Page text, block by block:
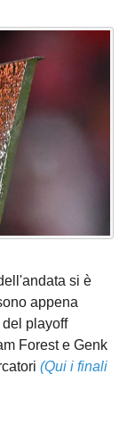
si è
appena
playoff
Forest e Genk
(Qui i finali